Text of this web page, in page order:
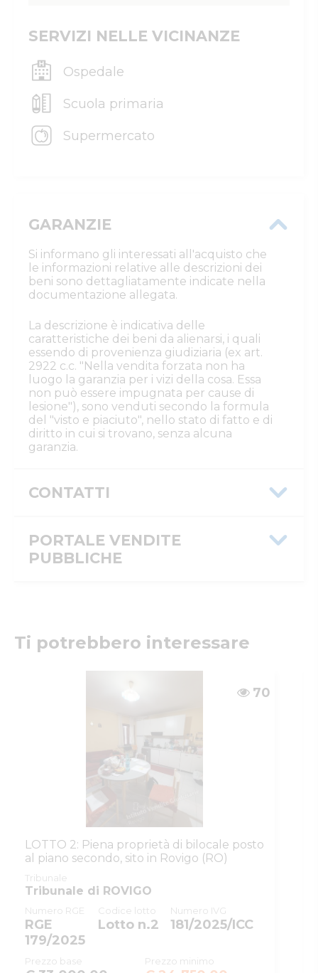
SERVIZI NELLE VICINANZE
Ospedale
Scuola primaria
Supermercato
GARANZIE
Si informano gli interessati all'acquisto che
le informazioni relative alle descrizioni dei
beni sono dettagliatamente indicate nella
documentazione allegata.
La descrizione è indicativa delle
caratteristiche dei beni da alienarsi, i quali
essendo di provenienza giudiziaria (ex art.
2922 c.c. "Nella vendita forzata non ha
luogo la garanzia per i vizi della cosa. Essa
non può essere impugnata per cause di
lesione"), sono venduti secondo la formula
del "visto e piaciuto", nello stato di fatto e di
diritto in cui si trovano, senza alcuna
garanzia.
CONTATTI
Numeri di telefono:0425/508793
Email/PEC
:isvegi@ivgrovigo.it
PORTALE VENDITE
PUBBLICHE
PVP
giudiziaria
973679
giudiziaria
ID procedura
973679
ID registro
EICA
ID tribunale
0290410098
Tribunale
Rito
ESPROPRIAZIONE IMMOBILIARE
Numero
Ti potrebbero interessare
70
LOTTO 2: Piena proprietà di bilocale posto
al piano secondo, sito in Rovigo (RO)
Tribunale
Tribunale di ROVIGO
Numero RGE
RGE
179/2025
Codice lotto
Lotto n.2
Numero IVG
181/2025/ICC
Prezzo base Prezzo minimo